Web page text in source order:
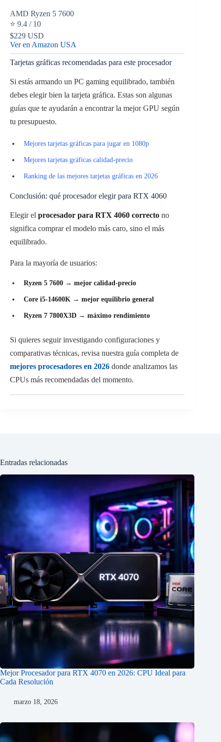
AMD Ryzen 5 7600
⭐ 9.4 / 10
$229 USD
Ver en Amazon USA
Tarjetas gráficas recomendadas para este procesador
Si estás armando un PC gaming equilibrado, también
debes elegir bien la tarjeta gráfica. Estas son algunas
guías que te ayudarán a encontrar la mejor GPU según
tu presupuesto.
Mejores tarjetas gráficas para jugar en 1080p
Mejores tarjetas gráficas calidad-precio
Ranking de las mejores tarjetas gráficas en 2026
Conclusión: qué procesador elegir para RTX 4060
Elegir el procesador para RTX 4060 correcto no
significa comprar el modelo más caro, sino el más
equilibrado.
Para la mayoría de usuarios:
Ryzen 5 7600 → mejor calidad-precio
Core i5-14600K → mejor equilibrio general
Ryzen 7 7800X3D → máximo rendimiento
Si quieres seguir investigando configuraciones y
comparativas técnicas, revisa nuestra guía completa de
mejores procesadores en 2026 donde analizamos las
CPUs más recomendadas del momento.
Entradas relacionadas
Mejor Procesador para RTX 4070 en 2026: CPU Ideal para
Cada Resolución
marzo 18, 2026